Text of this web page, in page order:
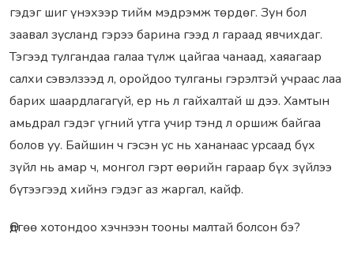
гэдэг шиг үнэхээр тийм мэдрэмж төрдөг. Зун бол
заавал зусланд гэрээ барина гээд л гараад явчихдаг.
Тэгээд тулгандаа галаа түлж цайгаа чанаад, хаяагаар
салхи сэвэлзээд л, оройдоо тулганы гэрэлтэй учраас лаа
барих шаардлагагүй, ер нь л гайхалтай ш дээ. Хамтын
амьдрал гэдэг үгний утга учир тэнд л оршиж байгаа
болов уу. Байшин ч гэсэн ус нь хананаас урсаад бүх
зүйл нь амар ч, монгол гэрт өөрийн гараар бүх зүйлээ
бүтээгээд хийнэ гэдэг аз жаргал, кайф.
Өдгөө хотондоо хэчнээн тооны малтай болсон бэ?